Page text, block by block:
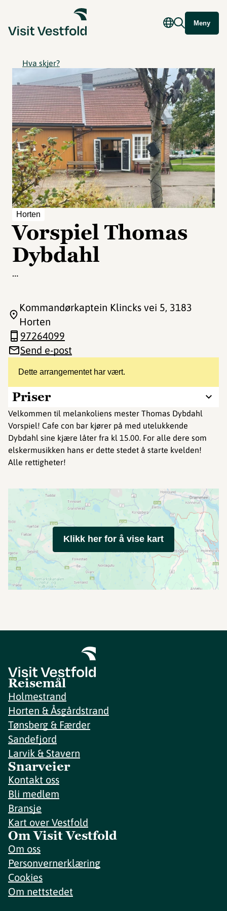
Meny
Hva skjer?
Horten
Vorspiel Thomas
Dybdahl
…
Dette arrangementet har vært.
Priser
Velkommen til melankoliens mester Thomas Dybdahl
Vorspiel! Cafe con bar kjører på med utelukkende
Dybdahl sine kjære låter fra kl 15.00. For alle dere som
elskermusikken hans er dette stedet å starte kvelden!
Alle rettigheter!
Kommandørkaptein Klincks vei 5, 3183
Horten
97264099
Send e-post
Klikk her for å vise kart
Reisemål
Holmestrand
Horten & Åsgårdstrand
Tønsberg & Færder
Sandefjord
Larvik & Stavern
Snarveier
Kontakt oss
Bli medlem
Bransje
Kart over Vestfold
Om Visit Vestfold
Om oss
Personvernerklæring
Cookies
Om nettstedet